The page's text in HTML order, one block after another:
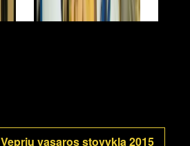
Veprių vasaros stovykla 2015